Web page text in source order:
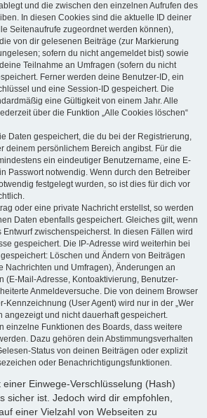
und die zwischen den einzelnen Aufrufen des
In diesen Cookies sind die aktuelle ID deiner
Seitenaufrufe zugeordnet werden können),
von dir gelesenen Beiträge (zur Markierung
sofern du nicht angemeldet bist) sowie
Teilnahme an Umfragen (sofern du nicht
Ferner werden deine Benutzer-ID, ein
und eine Session-ID gespeichert. Die
eine Gültigkeit von einem Jahr. Alle
über die Funktion „Alle Cookies löschen“
Daten gespeichert, die du bei der Registrierung,
deinem persönlichem Bereich angibst. Für die
ein eindeutiger Benutzername, eine E-
Passwort notwendig. Wenn durch den Betreiber
festgelegt wurden, so ist dies für dich vor
oder eine private Nachricht erstellst, so werden
Daten ebenfalls gespeichert. Gleiches gilt, wenn
zwischenspeicherst. In diesen Fällen wird
gespeichert. Die IP-Adresse wird weiterhin bei
Löschen und Ändern von Beiträgen
Nachrichten und Umfragen), Änderungen an
(E-Mail-Adresse, Kontoaktivierung, Benutzer-
Anmeldeversuche. Die von deinem Browser
Kennzeichnung (User Agent) wird nur in der „Wer
angezeigt und nicht dauerhaft gespeichert.
einzelne Funktionen des Boards, dass weitere
Dazu gehören dein Abstimmungsverhalten
Status von deinen Beiträgen oder explizit
oder Benachrichtigungsfunktionen.
Einwege-Verschlüsselung (Hash)
sicher ist. Jedoch wird dir empfohlen,
einer Vielzahl von Webseiten zu